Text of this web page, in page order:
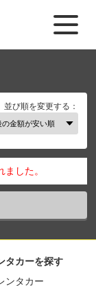
並び順を変更する：
した。
タカーを探す
ンタカー